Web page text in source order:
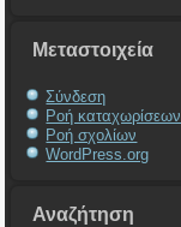
Μεταστοιχεία
Σύνδεση
Ροή καταχωρίσεων
Ροή σχολίων
WordPress.org
Αναζήτηση